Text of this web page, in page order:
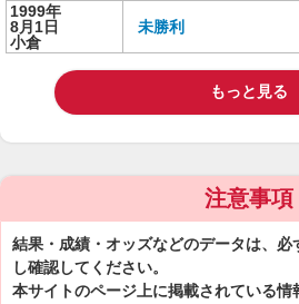
1999年
8月1日
小倉
未勝利
もっと見る
注意事項
結果・成績・オッズなどのデータは、
し確認してください。
本サイトのページ上に掲載されている